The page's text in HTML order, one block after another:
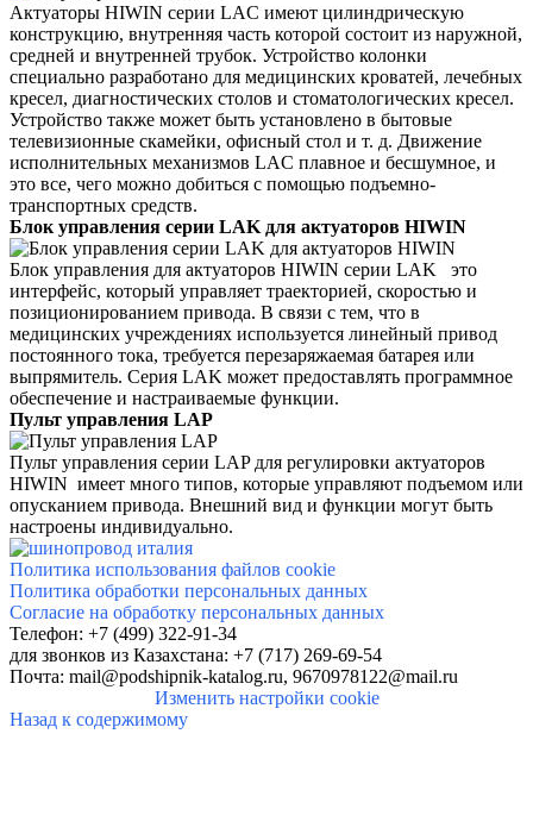
Актуаторы HIWIN серии LAC имеют цилиндрическую
конструкцию, внутренняя часть которой состоит из наружной,
средней и внутренней трубок. Устройство колонки
специально разработано для медицинских кроватей, лечебных
кресел, диагностических столов и стоматологических кресел.
Устройство также может быть установлено в бытовые
телевизионные скамейки, офисный стол и т. д. Движение
исполнительных механизмов LAC плавное и бесшумное, и
это все, чего можно добиться с помощью подъемно-
транспортных средств.
Блок управления серии LAK для актуаторов HIWIN
Блок управления для aктуаторов HIWIN серии LAK это
интерфейс, который управляет траекторией, скоростью и
позиционированием привода. В связи с тем, что в
медицинских учреждениях используется линейный привод
постоянного тока, требуется перезаряжаемая батарея или
выпрямитель. Серия LAK может предоставлять программное
обеспечение и настраиваемые функции.
Пульт управления LAP
Пульт управления серии LAP для регулировки актуаторов
HIWIN имеет много типов, которые управляют подъемом или
опусканием привода. Внешний вид и функции могут быть
настроены индивидуально.
Политика использования файлов cookie
Политика обработки персональных данных
Согласие на обработку персональных данных
Телефон: +7 (499) 322-91-34
для звонков из Казахстана: +7 (717) 269-69-54
Почта: mail@podshipnik-katalog.ru, 9670978122@mail.ru
Изменить настройки cookie
Назад к содержимому